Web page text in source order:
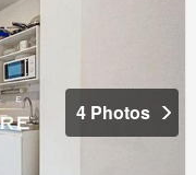
4 Photos